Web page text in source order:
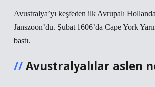
Avustralya’yı keşfeden ilk Avrupalı
Janszoon’du. Şubat 1606’da Cape York
bastı.
Avustralyalılar aslen